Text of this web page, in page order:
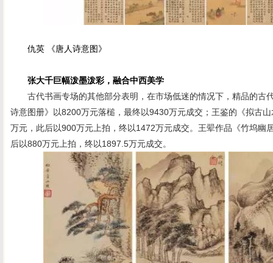
仇英 《唐人诗意图》
张大千巨幅泼墨泼彩，融合中西美学
古代书画专场的其他部分表明，在市场低迷的情况下，精品的古
诗意图册》以8200万元落槌，最终以9430万元成交；王鉴的《拟古
万元，此后以900万元上拍，终以1472万元成交。王翚作品《竹坞幽
后以880万元上拍，终以1897.5万元成交。